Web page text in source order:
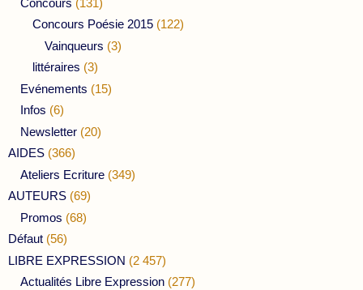
Concours Poésie 2015 (122)
Vainqueurs (3)
littéraires (3)
Evénements (15)
Infos (6)
Newsletter (20)
AIDES (366)
Ateliers Ecriture (349)
AUTEURS (69)
Promos (68)
Défaut (56)
LIBRE EXPRESSION (2 457)
Actualités Libre Expression (277)